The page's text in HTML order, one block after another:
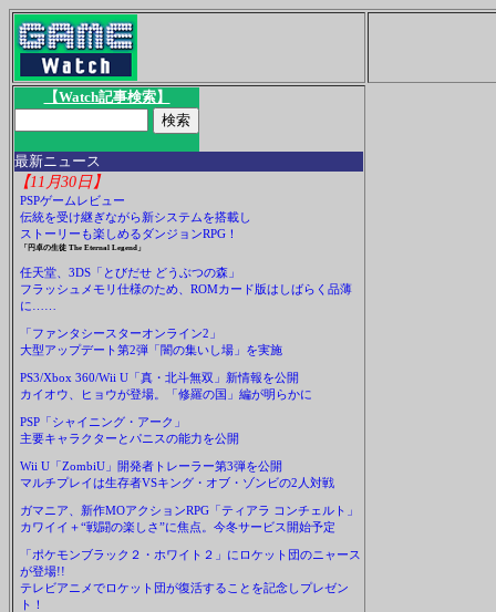
【Watch記事検索】
最新ニュース
【11月30日】
PSPゲームレビュー
伝統を受け継ぎながら新システムを搭載し
ストーリーも楽しめるダンジョンRPG！
「円卓の生徒 The Eternal Legend」
任天堂、3DS「とびだせ どうぶつの森」
フラッシュメモリ仕様のため、ROMカード版はしばらく品薄
に……
「ファンタシースターオンライン2」
大型アップデート第2弾「闇の集いし場」を実施
PS3/Xbox 360/Wii U「真・北斗無双」新情報を公開
カイオウ、ヒョウが登場。「修羅の国」編が明らかに
PSP「シャイニング・アーク」
主要キャラクターとパニスの能力を公開
Wii U「ZombiU」開発者トレーラー第3弾を公開
マルチプレイは生存者VSキング・オブ・ゾンビの2人対戦
ガマニア、新作MOアクションRPG「ティアラ コンチェルト」
カワイイ＋“戦闘の楽しさ”に焦点。今冬サービス開始予定
「ポケモンブラック２・ホワイト２」にロケット団のニャース
が登場!!
テレビアニメでロケット団が復活することを記念しプレゼン
ト！